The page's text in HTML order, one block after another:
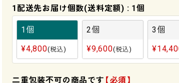
1配送先お届け個数(送料定額) 1個
1個
¥4,800 税込
2個
¥9,600 税込
3個
¥
二重包装不可の商品です